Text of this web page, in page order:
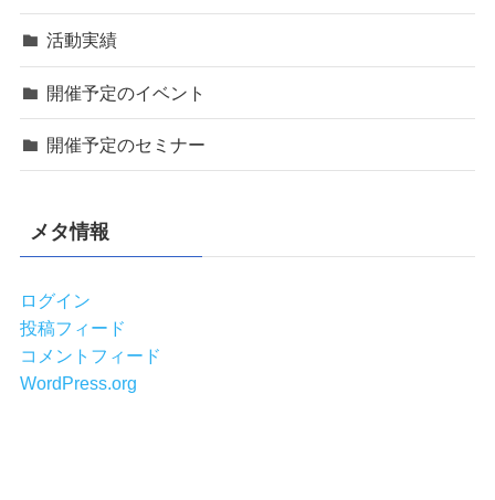
活動実績
開催予定のイベント
開催予定のセミナー
メタ情報
ログイン
投稿フィード
コメントフィード
WordPress.org